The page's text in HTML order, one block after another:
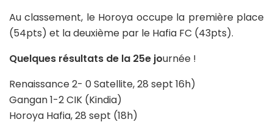
Au classement, le Horoya occupe la première place
(54pts) et la deuxième par le Hafia FC (43pts).
Quelques résultats de la 25e journée !
Renaissance 2- 0 Satellite, 28 sept 16h)
Gangan 1-2 CIK (Kindia)
Horoya Hafia, 28 sept (18h)